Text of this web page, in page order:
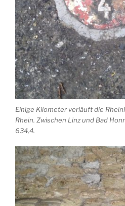
Einige Kilometer verläuft die
Rhein. Zwischen Linz und Bad
634,4.